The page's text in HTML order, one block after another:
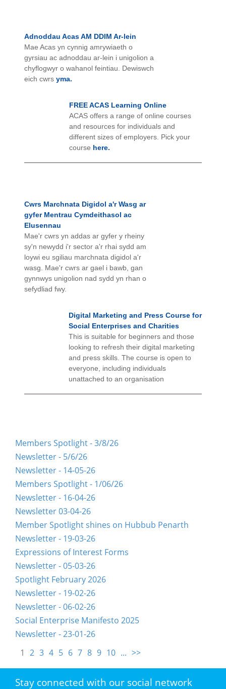
Adnoddau Acas AM DDIM Ar-lein
Mae Acas yn cynnig amrywiaeth o
gyrsiau ac adnoddau ar-lein i unigolion a
chyflogwyr o wahanol feintiau. Dewiswch
eich cwrs yma.
FREE ACAS Learning Online
ACAS offers a range of online courses
and resources for individuals and
different sizes of employers. Pick your
course here.
Cwrs Marchnata Digidol a'r Wasg ar
gyfer Mentrau Cymdeithasol ac
Elusennau
Mae'r cwrs yn addas ar gyfer y rheiny
sy'n newydd i'r sector a'r rhai sydd am
loywi eu sgiliau marchnata digidol a'r
wasg. Mae'r cwrs ar gael i bawb, gan
gynnwys unigolion nad sydd yn rhan o
sefydliad fwy.
Digital Marketing and Press Course for
Social Enterprises and Charities
This is suitable for beginners and those
looking to refresh their digital marketing
and press skills. The course is open to
everyone, including individuals
unattached to an organisation
Members Spotlight - 3/8/26
Newsletter - 5/6/26
Newsletter - 14-05-26
Members Spotlight - 1/06/26
Newsletter - 16-04-26
Newsletter 03-04-26
Member Spotlight shines on Hubbub Penarth
Newsletter - 19-03-26
Expressions of Interest Forms
Newsletter - 05-03-26
Spotlight February 2026
Newsletter - 19-02-26
Newsletter - 06-02-26
Social Enterprise Manifesto 2025
Newsletter - 23-01-26
1 2 3 4 5 6 7 8 9 10 ... >>
Stay connected with our social network